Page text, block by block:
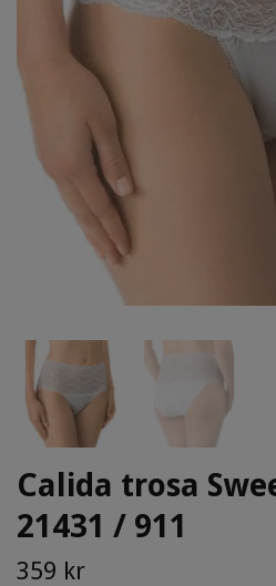
Calida trosa
21431 / 911
359 kr